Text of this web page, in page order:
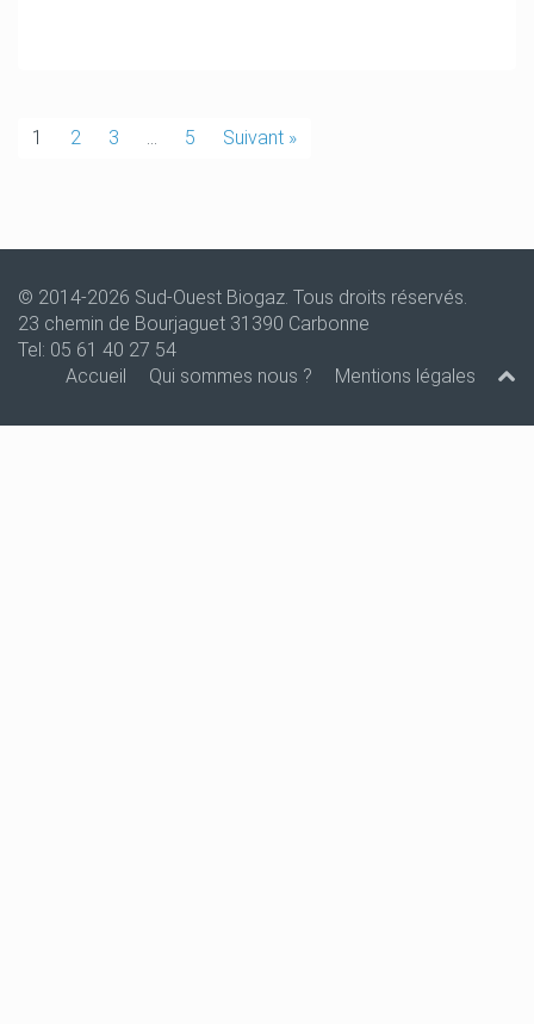
1 2 3 … 5 Suivant »
© 2014-2026 Sud-Ouest Biogaz. Tous droits réservés.
23 chemin de Bourjaguet 31390 Carbonne
Tel: 05 61 40 27 54
Accueil
Qui sommes nous ? Mentions légales